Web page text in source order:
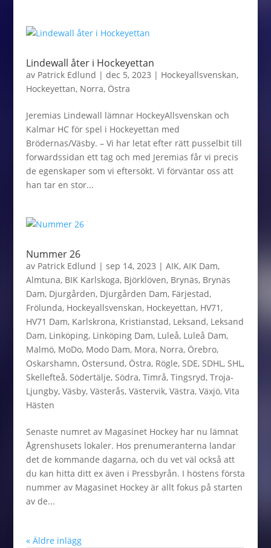
Lindewall åter i Hockeyettan
av Patrick Edlund | dec 5, 2023 | Hockeyallsvenskan,
Hockeyettan, Norra, Östra
Jeremias Lindewall lämnar HockeyAllsvenskan och
Kalmar HC för spel i Hockeyettan med
Brödernas/Väsby. – Vi har letat efter rätt pusselbit till
forwardssidan ett tag och med Jeremias får vi precis
de egenskaper som vi eftersökt. Vi förväntar oss att
han tar en stor...
Nummer 26
av Patrick Edlund | sep 14, 2023 | AIK, AIK Dam,
Almtuna, BIK Karlskoga, Björklöven, Brynäs, Brynäs
Dam, Djurgården, Djurgården Dam, Färjestad,
Frölunda, Hockeyallsvenskan, Hockeyettan, HV71,
HV71 Dam, Karlskrona, Kristianstad, Leksand, Leksand
Dam, Linköping, Linköping Dam, Luleå, Luleå Dam,
Malmö, MoDo, Modo Dam, Mora, Norra, Örebro,
Oskarshamn, Östersund, Östra, Rögle, SDE, SDHL, SHL,
Skellefteå, Södertälje, Södra, Timrå, Tingsryd, Troja-
Ljungby, Väsby, Västerås, Västervik, Västra, Växjö, Vita
Hästen
Senaste numret av Magasinet Hockey har nu lämnat
Ågrenshusets lokaler. Hos prenumeranterna landar
det de kommande dagarna, och du vet väl också att
du kan hitta ditt ex även i Pressbyrån. I höstens första
nummer av Magasinet Hockey är allt fokus på starten
av de...
« Äldre inlägg